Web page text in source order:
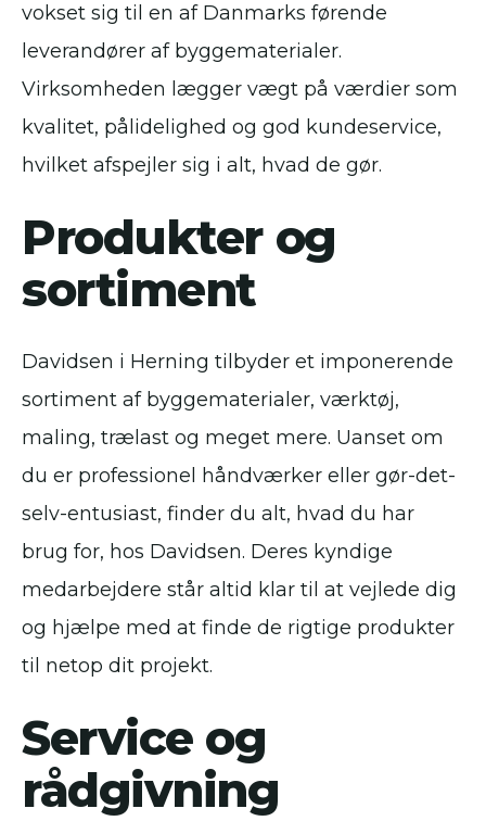
vokset sig til en af Danmarks førende
leverandører af byggematerialer.
Virksomheden lægger vægt på værdier som
kvalitet, pålidelighed og god kundeservice,
hvilket afspejler sig i alt, hvad de gør.
Produkter og
sortiment
Davidsen i Herning tilbyder et imponerende
sortiment af byggematerialer, værktøj,
maling, trælast og meget mere. Uanset om
du er professionel håndværker eller gør-det-
selv-entusiast, finder du alt, hvad du har
brug for, hos Davidsen. Deres kyndige
medarbejdere står altid klar til at vejlede dig
og hjælpe med at finde de rigtige produkter
til netop dit projekt.
Service og
rådgivning